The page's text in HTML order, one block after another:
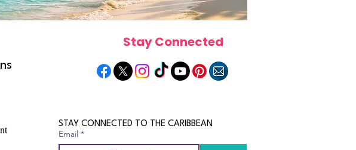
Stay Connected
STAY CONNECTED TO THE CARIBBEAN
Email *